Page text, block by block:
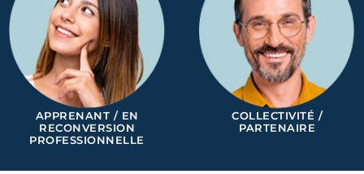
APPRENANT / EN
RECONVERSION
PROFESSIONNELLE
COLLECTIVITÉ /
PARTENAIRE